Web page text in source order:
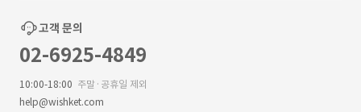
고객 문의
02-6925-4849
10:00-18:00 주말·공휴일 제외
help@wishket.com